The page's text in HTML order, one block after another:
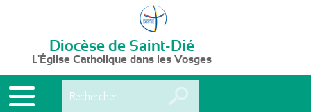
Diocèse de Saint-Dié
L'Église Catholique dans les Vosges